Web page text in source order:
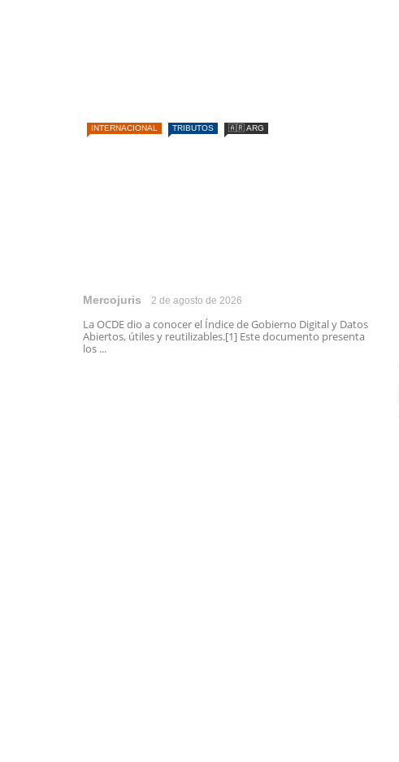
INTERNACIONAL TRIBUTOS 🇦🇷 ARG
Mercojuris 2 de agosto de 2026
La OCDE dio a conocer el Índice de Gobierno Digital y Datos
Abiertos, útiles y reutilizables.[1] Este documento presenta
los ...